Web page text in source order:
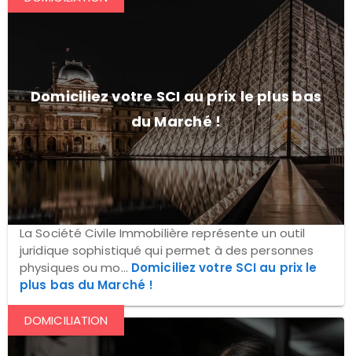
Domiciliez votre SCI au prix le plus bas
du Marché !
La Société Civile Immobilière représente un outil
juridique sophistiqué qui permet à des personnes
physiques ou mo... Domiciliez votre SCI au prix le
plus bas du Marché !
DOMICILIATION